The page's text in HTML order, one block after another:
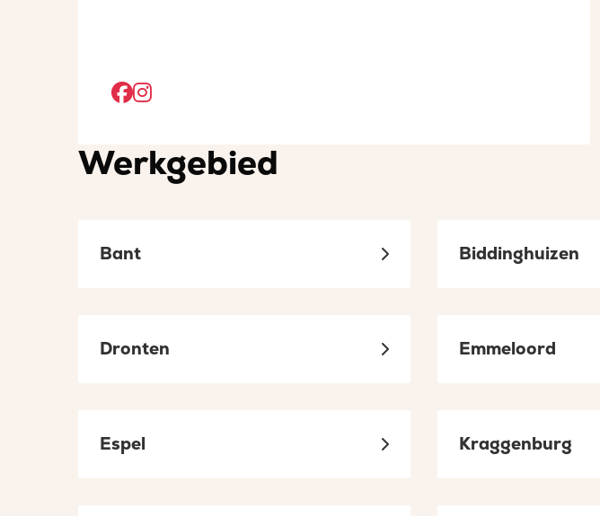
Open
sociaal
nieuw
Open
sociaal
in
Werkgebied
Bant Biddinghuizen
Dronten Emmeloord
Espel Kraggenburg